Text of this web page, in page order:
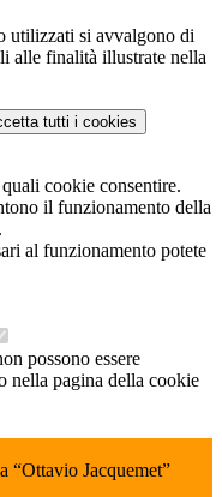
utilizzati si avvalgono di
alle finalità illustrate nella
tutti i cookies
cookie consentire.
il funzionamento della
al funzionamento potete
possono essere
nella pagina della cookie
“Ottavio Jacquemet”